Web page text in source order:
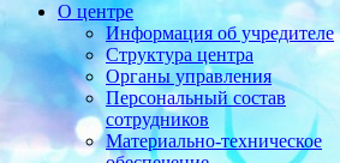
О центре
Информация об учредителе
Структура центра
Органы управления
Персональный состав
сотрудников
Материально-техническое